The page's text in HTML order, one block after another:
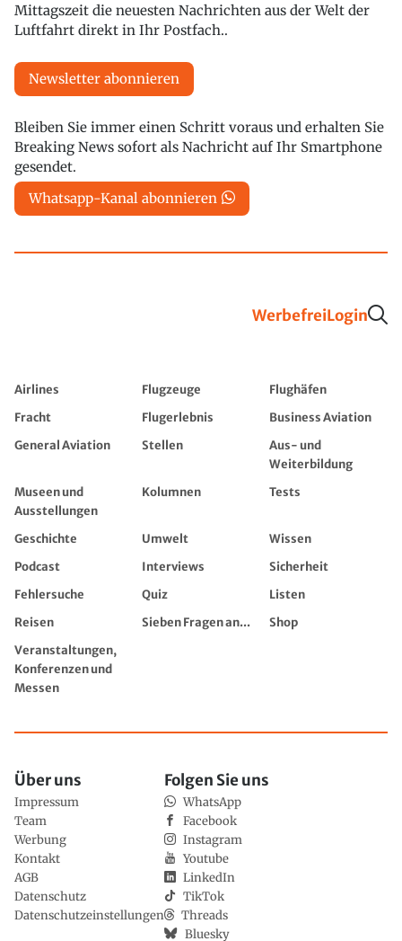
Mittagszeit die neuesten Nachrichten aus der Welt der
Luftfahrt direkt in Ihr Postfach..
Newsletter abonnieren
Bleiben Sie immer einen Schritt voraus und erhalten Sie
Breaking News sofort als Nachricht auf Ihr Smartphone
gesendet.
Whatsapp-Kanal abonnieren
WerbefreiLogin
Airlines Flugzeuge
Flughäfen
Fracht
Flugerlebnis
Business Aviation
General Aviation
Stellen
Aus- und
Weiterbildung
Museen und
Ausstellungen
Kolumnen Tests
Geschichte Umwelt
Wissen
Podcast
Interviews
Sicherheit
Fehlersuche
Quiz
Listen
Reisen
Sieben Fragen an...
Shop
Veranstaltungen,
Konferenzen und
Messen
Über uns
Impressum
Team
Werbung
Kontakt
AGB
Datenschutz
Datenschutzeinstellungen
Folgen Sie uns
WhatsApp
Facebook
Instagram
Youtube
LinkedIn
TikTok
Threads
Bluesky